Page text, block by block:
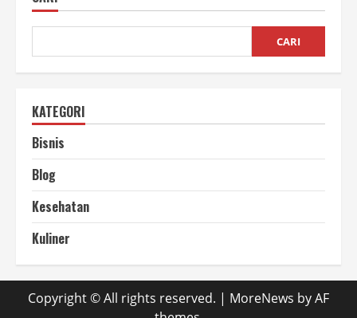
Mudah
Panen
CARI
KATEGORI
Bisnis
Blog
Kesehatan
Kuliner
Copyright © All rights reserved. | MoreNews by AF